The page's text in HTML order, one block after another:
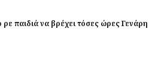
ρε παιδιά να βρέχει τόσες ώρες Γενάρη